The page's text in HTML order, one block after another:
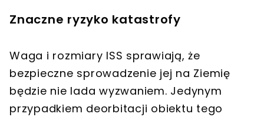
Znaczne ryzyko katastrofy
Waga i rozmiary ISS sprawiają, że
bezpieczne sprowadzenie jej na Ziemię
będzie nie lada wyzwaniem. Jedynym
przypadkiem deorbitacji obiektu tego